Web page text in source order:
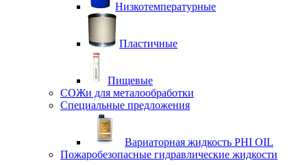
Низкотемпературные
Пластичные
Пищевые
СОЖи для металообработки
Специальные предложения
Вариаторная жидкость PHI OIL
Пожаробезопасные гидравлические жидкости